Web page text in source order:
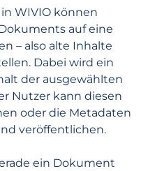
WIVIO können
auf eine
– also alte Inhalte
Dabei wird ein
der ausgewählten
Nutzer kann diesen
oder die Metadaten
veröffentlichen.
ein Dokument